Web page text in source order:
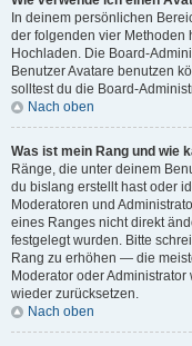
In deinem persönlichen
der folgenden vier Methoden
Hochladen. Die Board-
Benutzer Avatare benutzen
solltest du die Board-
Nach oben
Was ist mein Rang und wie
Ränge, die unter deinem
du bislang erstellt hast oder
Moderatoren und
eines Ranges nicht direkt
festgelegt wurden. Bitte
Rang zu erhöhen — die
Moderator oder
wieder zurücksetzen.
Nach oben